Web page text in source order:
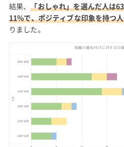
結果、「おしゃれ」を選んだ人は
11%で、ポジティブな印象を持つ
りました。